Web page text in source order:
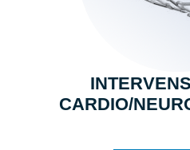
CARDIO/